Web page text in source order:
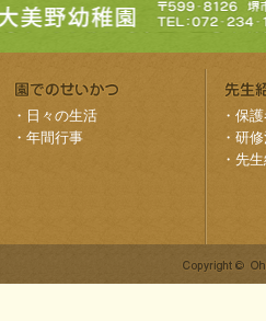
・ 日々の生活
・ 年間行事
・ 保
・ 研
・ 先